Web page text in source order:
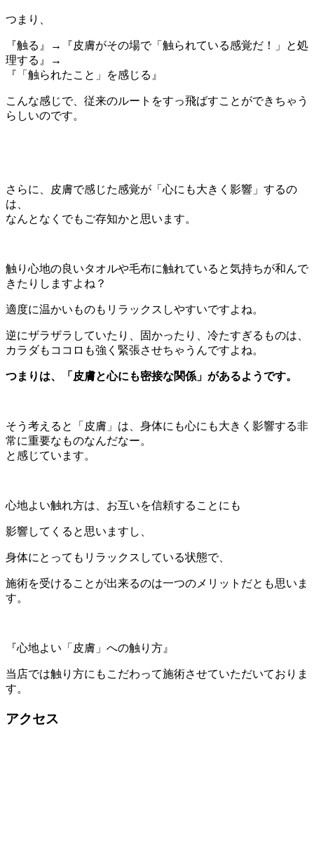
つまり、
『触る』→『皮膚がその場で「触られている感覚だ！」と処
理する』→
『「触られたこと」を感じる』
こんな感じで、従来のルートをすっ飛ばすことができちゃう
らしいのです。
さらに、皮膚で感じた感覚が「心にも大きく影響」するの
は、
なんとなくでもご存知かと思います。
触り心地の良いタオルや毛布に触れていると気持ちが和んで
きたりしますよね？
適度に温かいものもリラックスしやすいですよね。
逆にザラザラしていたり、固かったり、冷たすぎるものは、
カラダもココロも強く緊張させちゃうんですよね。
つまりは、「皮膚と心にも密接な関係」があるようです。
そう考えると「皮膚」は、身体にも心にも大きく影響する非
常に重要なものなんだなー。
と感じています。
心地よい触れ方は、お互いを信頼することにも
影響してくると思いますし、
身体にとってもリラックスしている状態で、
施術を受けることが出来るのは一つのメリットだとも思いま
す。
『心地よい「皮膚」への触り方』
当店では触り方にもこだわって施術させていただいておりま
す。
アクセス